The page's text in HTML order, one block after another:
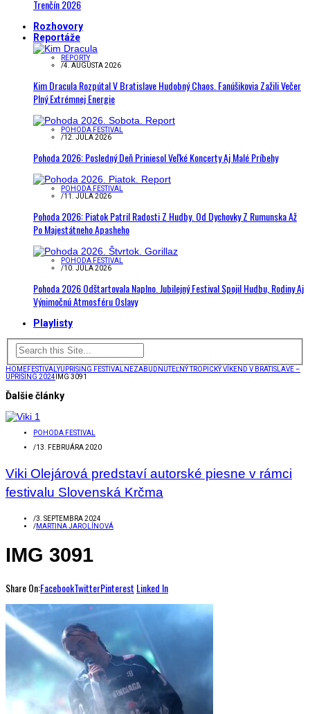
Trenčín 2026
Rozhovory
Reportáže
REPORTY
/4. AUGUSTA 2026
Kim Dracula Rozpútal V Bratislave Hudobný Chaos. Fanúšikovia Zažili Večer
Plný Extrémnej Energie
POHODA FESTIVAL
/12. JÚLA 2026
Pohoda 2026: Posledný Deň Priniesol Veľké Koncerty Aj Malé Príbehy
POHODA FESTIVAL
/11. JÚLA 2026
Pohoda 2026: Piatok Patril Radosti Z Hudby. Od Dychovky Z Rumunska Až
Po Majestátneho Apasheho
POHODA FESTIVAL
/10. JÚLA 2026
Pohoda 2026 Odštartovala Naplno. Jubilejný Festival Spojil Hudbu, Rodiny Aj
Výnimočnú Atmosféru Oslavy
Playlisty
HOMEFESTIVALYUPRISING FESTIVAL
NEZABUDNUTEĽNÝ TROPICKÝ VÍKEND V BRATISLAVE –
UPRISING 2024 IMG 3091
Ďalšie články
POHODA FESTIVAL
/13. FEBRUÁRA 2020
Viki Olejárová predstaví autorské piesne v rámci
festivalu Slovenská Krčma
/3. SEPTEMBRA 2024
/MARTINA JAROLÍNOVÁ
IMG 3091
Share On:FacebookTwitterPinterest Linked In